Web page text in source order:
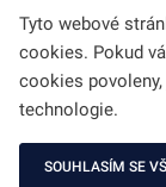
Helpdesk (Portál
222 312 977
Tyto webové
cookies. Pokud
cookies
technologie.
SOUHLASÍM SE